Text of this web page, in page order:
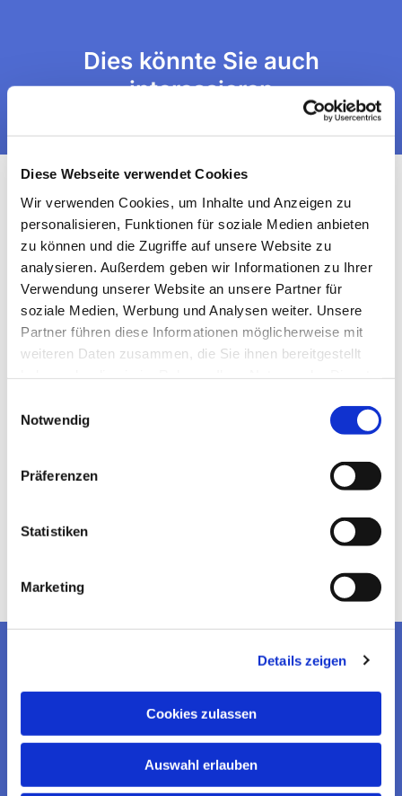
Diese Webseite verwendet Cookies
Wir verwenden Cookies, um Inhalte und Anzeigen zu
personalisieren, Funktionen für soziale Medien anbieten
zu können und die Zugriffe auf unsere Website zu
analysieren. Außerdem geben wir Informationen zu Ihrer
Verwendung unserer Website an unsere Partner für
soziale Medien, Werbung und Analysen weiter. Unsere
Partner führen diese Informationen möglicherweise mit
weiteren Daten zusammen, die Sie ihnen bereitgestellt
Notwendig
Präferenzen
Statistiken
Marketing
Details zeigen
Cookies zulassen
Auswahl erlauben
Dies könnte Sie auch
interessieren
WITZENHAUSEN
KONTAKT AUFNEHMEN